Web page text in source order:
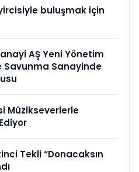
buluşmak için
AŞ Yeni Yönetim
Savunma Sanayinde
Müzikseverlerle
Tekli “Donacaksın